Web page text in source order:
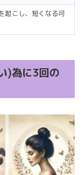
起こし、短くなる可
)為に3回の